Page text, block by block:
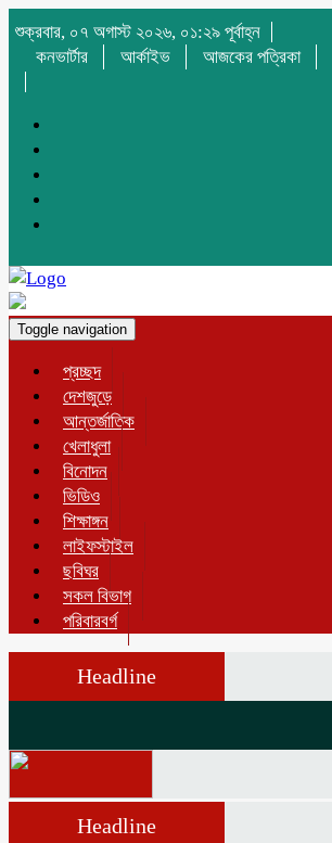
শুক্রবার, ০৭ অগাস্ট ২০২৬, ০১:২৯ পূর্বাহ্ন
কনভার্টার
আর্কাইভ আজকের পত্রিকা
Toggle navigation
প্রচ্ছদ
দেশজুড়ে
আন্তর্জাতিক
খেলাধুলা
বিনোদন
ভিডিও
শিক্ষাঙ্গন
লাইফস্টাইল
ছবিঘর
সকল বিভাগ
পরিবারবর্গ
Headline
Headline